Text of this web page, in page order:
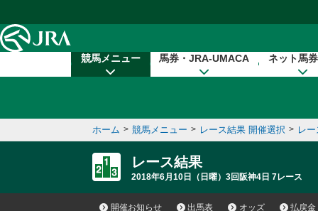
競馬メニュー 馬券・JRA-UMACA ネット馬
ホーム > 競馬メニュー > レース結果 開催選択 > レ
レース結果
2018年6月10日（日曜）3回阪神4日 7レース
開催お知らせ 出馬表 オッズ 払戻金